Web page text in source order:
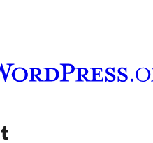
ကျွန်ုပ်တို့၏ Tumblr အကောင့်သို့ ဝင်ရောက်ကြည့်ရှုရန်